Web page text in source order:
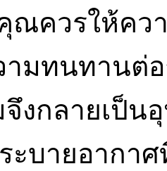
ณควรให้ค
ามทนทานต่
งกลายเป็
ะบายอากา